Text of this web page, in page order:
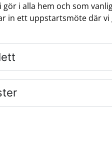
i alla hem och som
in ett uppstartsmöte där